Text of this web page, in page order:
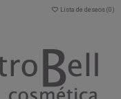
Lista de deseos (0 )